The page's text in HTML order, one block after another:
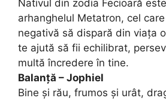
Nativul din zodia Fecioară
arhanghelul Metatron, cel
negativă să dispară din viața
te ajută să fii echilibrat,
multă încredere în tine.
Balanță – Jophiel
Bine și rău, frumos și urât,